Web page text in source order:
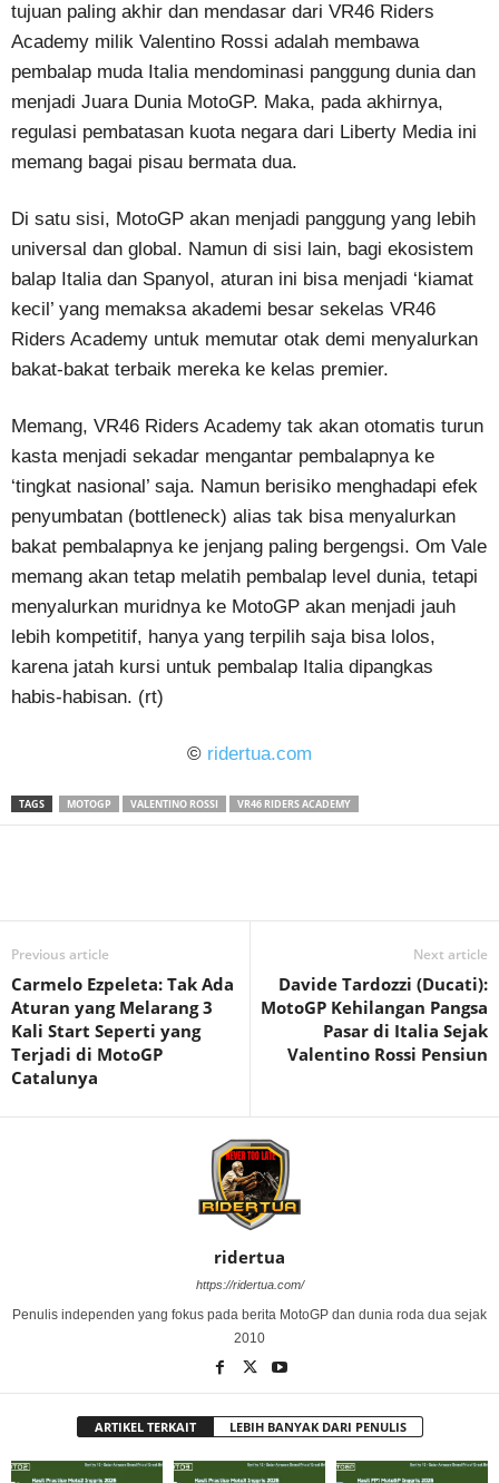
tujuan paling akhir dan mendasar dari VR46 Riders
Academy milik Valentino Rossi adalah membawa
pembalap muda Italia mendominasi panggung dunia dan
menjadi Juara Dunia MotoGP. Maka, pada akhirnya,
regulasi pembatasan kuota negara dari Liberty Media ini
memang bagai pisau bermata dua.
Di satu sisi, MotoGP akan menjadi panggung yang lebih
universal dan global. Namun di sisi lain, bagi ekosistem
balap Italia dan Spanyol, aturan ini bisa menjadi ‘kiamat
kecil’ yang memaksa akademi besar sekelas VR46
Riders Academy untuk memutar otak demi menyalurkan
bakat-bakat terbaik mereka ke kelas premier.
Memang, VR46 Riders Academy tak akan otomatis turun
kasta menjadi sekadar mengantar pembalapnya ke
‘tingkat nasional’ saja. Namun berisiko menghadapi efek
penyumbatan (bottleneck) alias tak bisa menyalurkan
bakat pembalapnya ke jenjang paling bergengsi. Om Vale
memang akan tetap melatih pembalap level dunia, tetapi
menyalurkan muridnya ke MotoGP akan menjadi jauh
lebih kompetitif, hanya yang terpilih saja bisa lolos,
karena jatah kursi untuk pembalap Italia dipangkas
habis-habisan. (rt)
© ridertua.com
TAGS MOTOGP VALENTINO ROSSI VR46 RIDERS ACADEMY
Previous article
Carmelo Ezpeleta: Tak Ada
Aturan yang Melarang 3
Kali Start Seperti yang
Terjadi di MotoGP
Catalunya
Next article
Davide Tardozzi (Ducati):
MotoGP Kehilangan Pangsa
Pasar di Italia Sejak
Valentino Rossi Pensiun
ridertua
https://ridertua.com/
Penulis independen yang fokus pada berita MotoGP dan dunia roda dua sejak
2010
ARTIKEL TERKAIT LEBIH BANYAK DARI PENULIS